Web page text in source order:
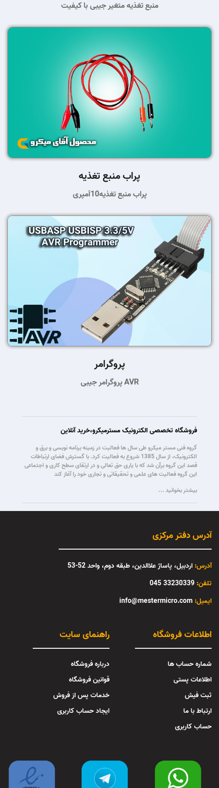
منبع تغذیه متغیر جیبی با کیفیت
پراب منبع تغذیه
پراب منبع تغذیه10آمپری
پروگرامر
پروگرامر جیبی AVR
فروشگاه تخصصی الکترونیک مسترمیکرو،خرید آنلاین
گروه فنی مستر میکرو طی سال ها فعالیت در زمینه برنامه نویسی و برق و
الکترونیک، از سال 1385 شروع به فعالیت کرد. با گسترش فضای ارتباطات
قصد این گروه برآن شد که با یاری حق تعالی و در ارتقای سطح کاری و اجتماعی
این گروه فعالیت های علمی و تحقیقاتی و تجاری خود را آغاز کند
بیشتر بخوانید ...
آدرس دفتر مرکزی
آدرس: اردبیل، پاساژ علاالدین، طبقه دوم، واحد 52-53
تلفن: 33230339 045
info@mestermicro.com :ایمیل
راهنمای سایت
درباره فروشگاه
قوانین فروشگاه
خدمات پس از فروش
ایجاد حساب کاربری
اطلاعات فروشگاه
شماره حساب ها
اطلاعات پستی
ثبت فیش
ارتباط با ما
حساب کاربری